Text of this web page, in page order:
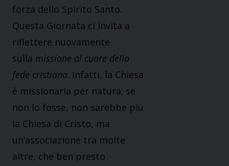
forza dello Spirito Santo.
Questa Giornata ci invita a
riflettere nuovamente
sulla missione al cuore della
fede cristiana. Infatti, la Chiesa
è missionaria per natura; se
non lo fosse, non sarebbe più
la Chiesa di Cristo, ma
un’associazione tra molte
altre, che ben presto